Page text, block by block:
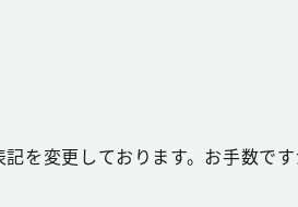
を変更しております。お手数です